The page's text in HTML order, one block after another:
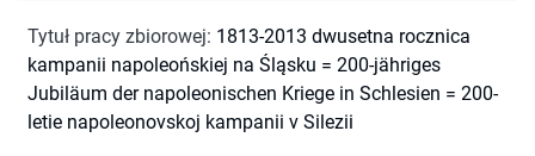
Tytuł pracy zbiorowej: 1813-2013 dwusetna rocznica
kampanii napoleońskiej na Śląsku = 200-jähriges
Jubiläum der napoleonischen Kriege in Schlesien = 200-
letie napoleonovskoj kampanii v Silezii